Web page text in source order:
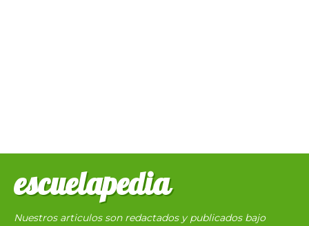
escuelapedia
Nuestros articulos son redactados y publicados bajo